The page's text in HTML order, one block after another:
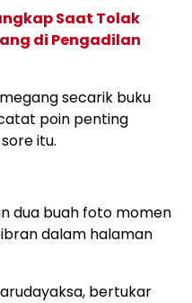
Saat Tolak
di Pengadilan
secarik buku
poin penting
itu.
dua buah foto momen
dalam halaman
bertukar